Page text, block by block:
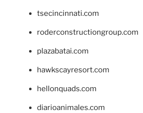
tsecincinnati.com
roderconstructiongroup.com
plazabatai.com
hawkscayresort.com
hellonquads.com
diarioanimales.com